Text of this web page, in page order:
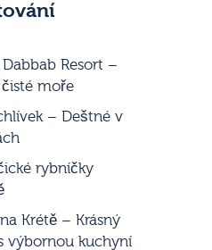
Resort –
čisté moře
– Deštné v
rybníčky
Krétě – Krásný
výbornou kuchyní